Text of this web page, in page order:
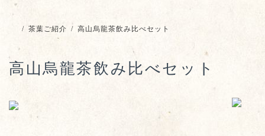
/ 茶葉ご紹介 / 高山烏龍茶飲み比べセット
高山烏龍茶飲み比べセット